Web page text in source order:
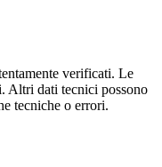
verificati. Le
Altri dati tecnici possono
tecniche o errori.